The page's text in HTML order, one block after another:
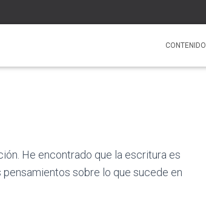
CONTENIDO
He encontrado que la escritura es
sobre lo que sucede en